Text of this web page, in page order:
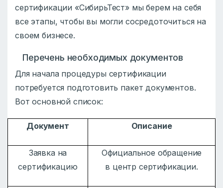
сертификации «СибирьТест» мы берем на себя
все этапы, чтобы вы могли сосредоточиться на
своем бизнесе.
Перечень необходимых документов
Для начала процедуры сертификации
потребуется подготовить пакет документов.
Вот основной список:
Документ Описание
Заявка на
сертификацию
Официальное обращение
в центр сертификации.